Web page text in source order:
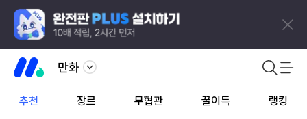
만화
추천 장르 무협관 꿀이득 랭킹